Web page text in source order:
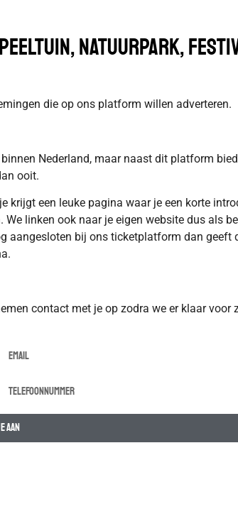
natuurpark,
die op ons platform willen adverteren.
Nederland, maar naast dit platform
ooit.
krijgt een leuke pagina waar je een korte
linken ook naar je eigen website dus als
aangesloten bij ons ticketplatform dan geeft
contact met je op zodra we er klaar voor
aan